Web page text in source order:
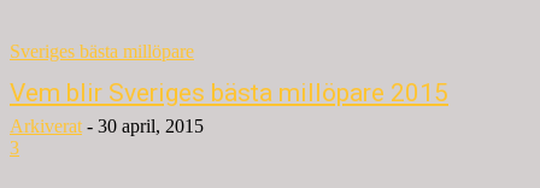
Sveriges bästa millöpare
Vem blir Sveriges bästa millöpare 2015
Arkiverat - 30 april, 2015
3